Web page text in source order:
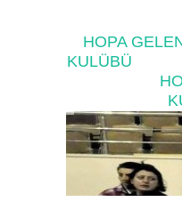
HOPA
HOPA